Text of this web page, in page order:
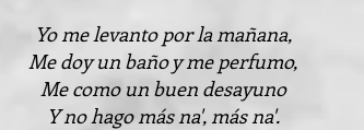
Yo me levanto por la mañana,
Me doy un baño y me perfumo,
Me como un buen desayuno
Y no hago más na', más na'.